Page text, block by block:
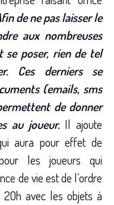
de ne pas laisser le
aux nombreuses
se poser, rien de tel
Ces derniers se
(emails, sms
de donner
au joueur.Il ajoute
aura pour effet de
les joueurs qui
de vie est de l’ordre
avec les objets à